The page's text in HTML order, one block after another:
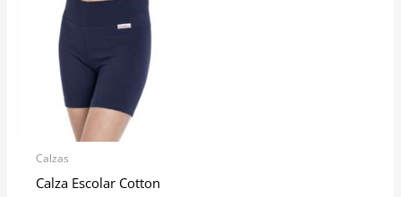
Calzas
Calza Escolar Cotton